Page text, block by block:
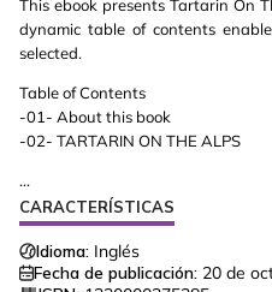
This ebook presents Tartarin On
dynamic table of contents
selected.
Table of Contents
-01- About this book
-02- TARTARIN ON THE ALPS
...
CARACTERÍSTICAS
Idioma: Inglés
Fecha de publicación: 20 de